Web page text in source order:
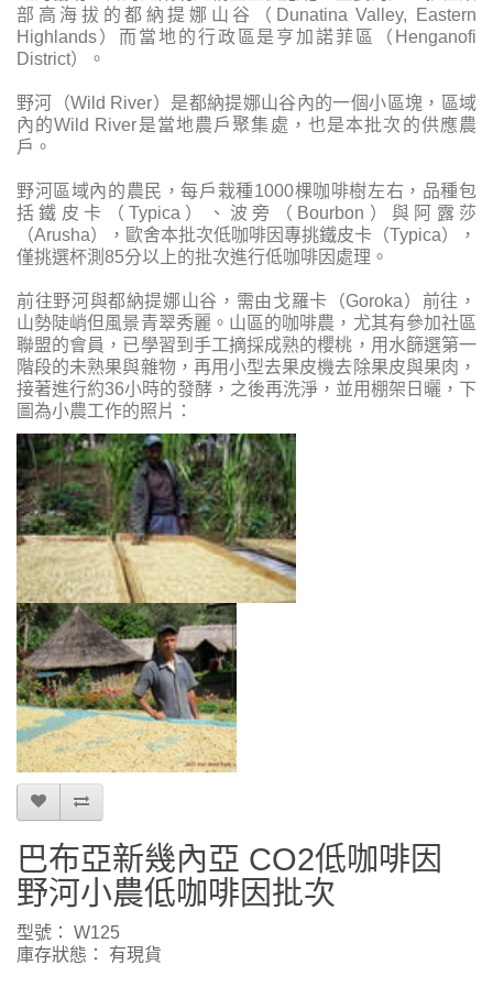
部高海拔的都納提娜山谷（Dunatina Valley, Eastern
Highlands）而當地的行政區是亨加諾菲區（Henganofi
District）。
野河（Wild River）是都納提娜山谷內的一個小區塊，區域
內的Wild River是當地農戶聚集處，也是本批次的供應農
戶。
野河區域內的農民，每戶栽種1000棵咖啡樹左右，品種包
括鐵皮卡（Typica）、波旁（Bourbon）與阿露莎
（Arusha），歐舍本批次低咖啡因專挑鐵皮卡（Typica），
僅挑選杯測85分以上的批次進行低咖啡因處理。
前往野河與都納提娜山谷，需由戈羅卡（Goroka）前往，
山勢陡峭但風景青翠秀麗。山區的咖啡農，尤其有參加社區
聯盟的會員，已學習到手工摘採成熟的櫻桃，用水篩選第一
階段的未熟果與雜物，再用小型去果皮機去除果皮與果肉，
接著進行約36小時的發酵，之後再洗淨，並用棚架日曬，下
圖為小農工作的照片：
巴布亞新幾內亞 CO2低咖啡因
野河小農低咖啡因批次
型號： W125
庫存狀態： 有現貨